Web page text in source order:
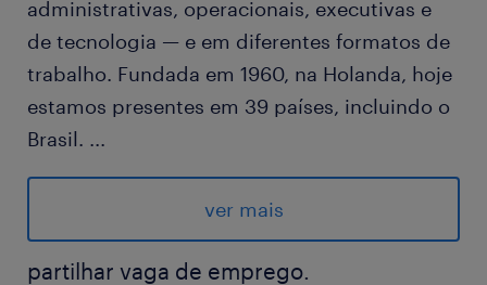
administrativas, operacionais, executivas e
de tecnologia — e em diferentes formatos de
trabalho. Fundada em 1960, na Holanda, hoje
estamos presentes em 39 países, incluindo o
Brasil. ...
Nosso parceiro é um líder global em soluções
de Tecnologia da Informação e Comunicação
(TIC), com aproximadamente mais de 200 mil
colaboradores em todo o mundo. Fundada
ver mais
partilhar vaga de emprego.